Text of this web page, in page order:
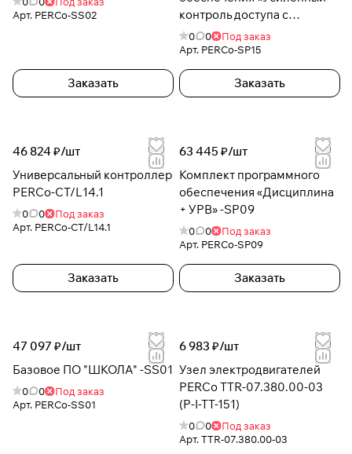
Арт. PERCo-SS02
Заказать
контроль доступа с
верификацией + ОПС +
Дисциплина + У
0 0
Под заказ
Арт. PERCo-SP15
Заказать
46 824 ₽/шт
Универсальный контроллер
PERCo-CT/L14.1
0 0
Под заказ
Арт. PERCo-CT/L14.1
Заказать
63 445 ₽/шт
Комплект программного
обеспечения «Дисциплина
+ УРВ» -SP09
0 0
Под заказ
Арт. PERCo-SP09
Заказать
47 097 ₽/шт
Базовое ПО "ШКОЛА" -SS01
0 0
Под заказ
Арт. PERCo-SS01
6 983 ₽/шт
Узел электродвигателей
PERCo TTR-07.380.00-03
(P-I-TT-151)
0 0
Под заказ
Арт.TTR-07.380.00-03